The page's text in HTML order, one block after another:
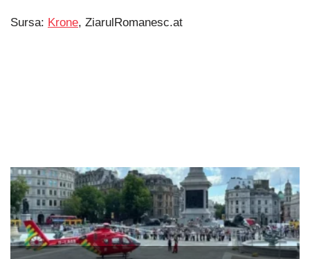
Sursa: Krone, ZiarulRomanesc.at